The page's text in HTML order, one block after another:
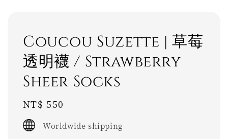
Coucou Suzette | 草莓
透明襪 / Strawberry
Sheer Socks
Regular
price
NT$ 550
Worldwide shipping